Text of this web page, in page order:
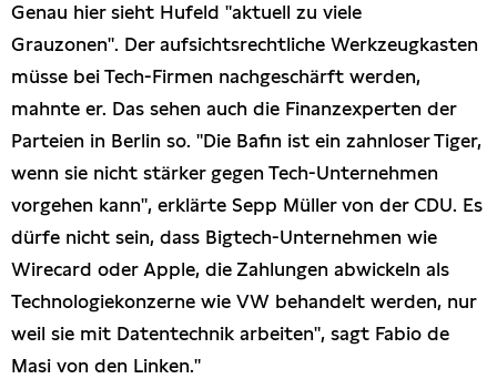
Genau hier sieht Hufeld "aktuell zu viele
Grauzonen". Der aufsichtsrechtliche Werkzeugkasten
müsse bei Tech-Firmen nachgeschärft werden,
mahnte er. Das sehen auch die Finanzexperten der
Parteien in Berlin so. "Die Bafin ist ein zahnloser Tiger,
wenn sie nicht stärker gegen Tech-Unternehmen
vorgehen kann", erklärte Sepp Müller von der CDU. Es
dürfe nicht sein, dass Bigtech-Unternehmen wie
Wirecard oder Apple, die Zahlungen abwickeln als
Technologiekonzerne wie VW behandelt werden, nur
weil sie mit Datentechnik arbeiten", sagt Fabio de
Masi von den Linken."